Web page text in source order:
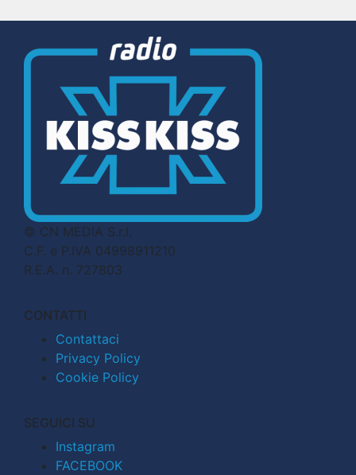
© CN MEDIA S.r.l.
C.F. e P.IVA 04998911210
R.E.A. n. 727803
CONTATTI
Contattaci
Privacy Policy
Cookie Policy
SEGUICI SU
Instagram
FACEBOOK